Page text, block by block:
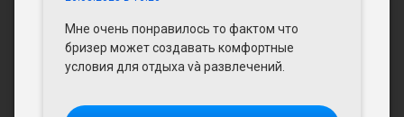
Мне очень понравилось то фактом что
бризер может создавать комфортные
условия для отдыха và развлечений.